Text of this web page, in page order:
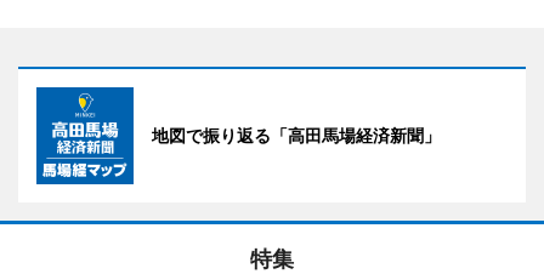
地図で振り返る「高田馬場経済新聞」
特集